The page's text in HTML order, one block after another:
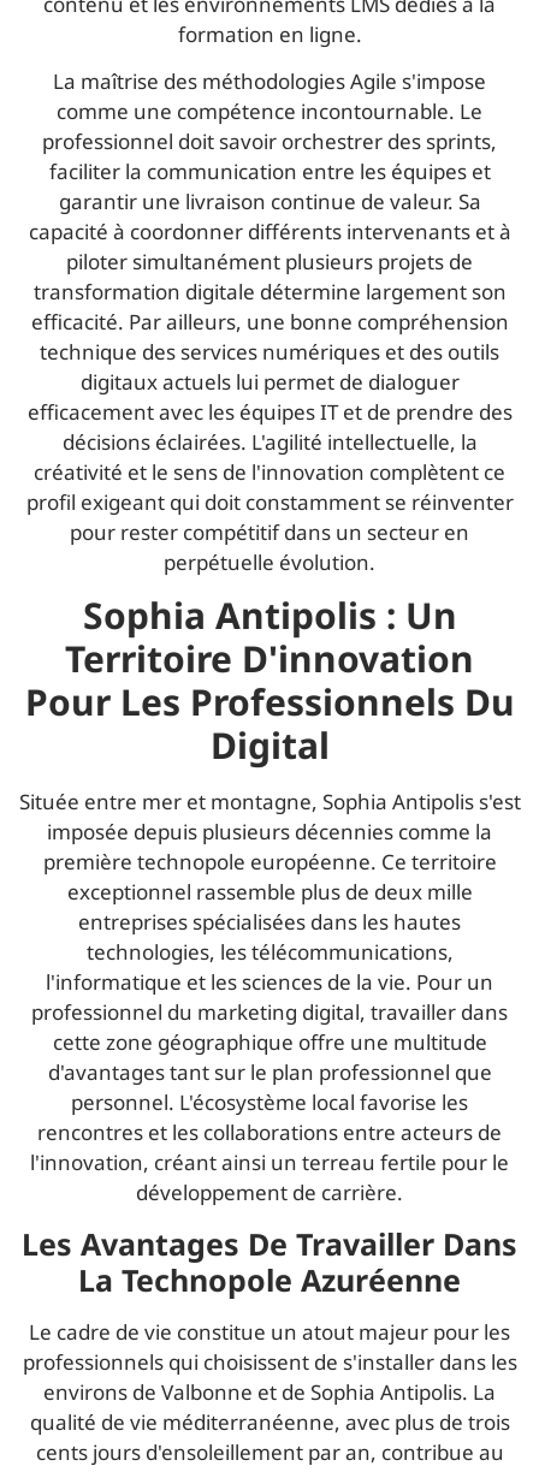
formation en ligne.
La maîtrise des méthodologies Agile s'impose
comme une compétence incontournable. Le
professionnel doit savoir orchestrer des sprints,
faciliter la communication entre les équipes et
garantir une livraison continue de valeur. Sa
capacité à coordonner différents intervenants et à
piloter simultanément plusieurs projets de
transformation digitale détermine largement son
efficacité. Par ailleurs, une bonne compréhension
technique des services numériques et des outils
digitaux actuels lui permet de dialoguer
efficacement avec les équipes IT et de prendre des
décisions éclairées. L'agilité intellectuelle, la
créativité et le sens de l'innovation complètent ce
profil exigeant qui doit constamment se réinventer
pour rester compétitif dans un secteur en
perpétuelle évolution.
Sophia Antipolis : Un
Territoire D'innovation
Pour Les Professionnels Du
Digital
Située entre mer et montagne, Sophia Antipolis s'est
imposée depuis plusieurs décennies comme la
première technopole européenne. Ce territoire
exceptionnel rassemble plus de deux mille
entreprises spécialisées dans les hautes
technologies, les télécommunications,
l'informatique et les sciences de la vie. Pour un
professionnel du marketing digital, travailler dans
cette zone géographique offre une multitude
d'avantages tant sur le plan professionnel que
personnel. L'écosystème local favorise les
rencontres et les collaborations entre acteurs de
l'innovation, créant ainsi un terreau fertile pour le
développement de carrière.
Les Avantages De Travailler Dans
La Technopole Azuréenne
Le cadre de vie constitue un atout majeur pour les
professionnels qui choisissent de s'installer dans les
environs de Valbonne et de Sophia Antipolis. La
qualité de vie méditerranéenne, avec plus de trois
cents jours d'ensoleillement par an, contribue au